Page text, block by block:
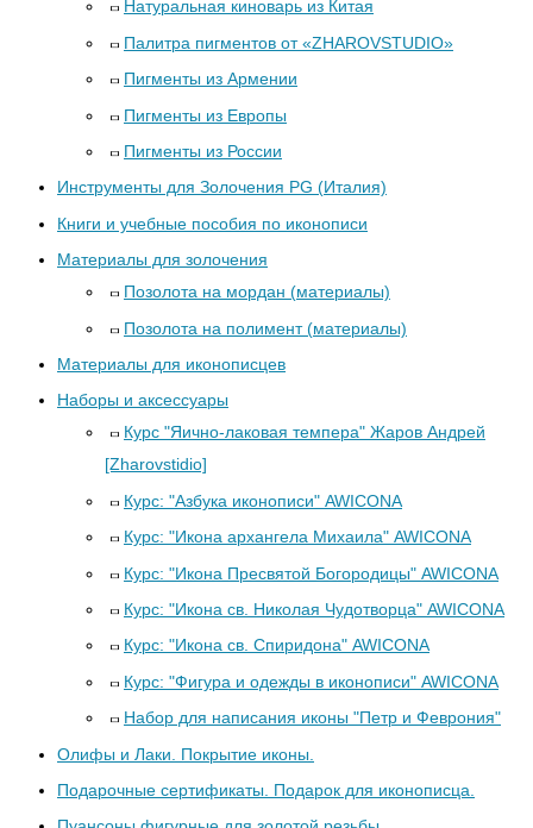
Натуральная киноварь из Китая
Палитра пигментов от «ZHAROVSTUDIO»
Пигменты из Армении
Пигменты из Европы
Пигменты из России
Инструменты для Золочения PG (Италия)
Книги и учебные пособия по иконописи
Материалы для золочения
Позолота на мордан (материалы)
Позолота на полимент (материалы)
Материалы для иконописцев
Наборы и аксессуары
Курс "Яично-лаковая темпера" Жаров Андрей
[Zharovstidio]
Курс: "Азбука иконописи" AWICONA
Курс: "Икона архангела Михаила" AWICONA
Курс: "Икона Пресвятой Богородицы" AWICONA
Курс: "Икона св. Николая Чудотворца" AWICONA
Курс: "Икона св. Спиридона" AWICONA
Курс: "Фигура и одежды в иконописи" AWICONA
Набор для написания иконы "Петр и Феврония"
Олифы и Лаки. Покрытие иконы.
Подарочные сертификаты. Подарок для иконописца.